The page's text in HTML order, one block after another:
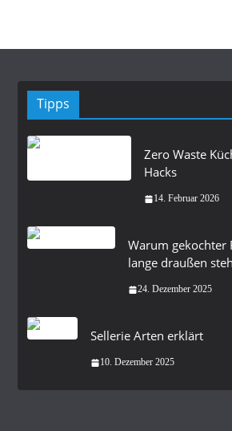
Tipps
Zero Waste
Hacks
14. Februar 2026
Warum gekochter
lange draußen
24. Dezember 2025
Sellerie Arten erklärt
10. Dezember 2025